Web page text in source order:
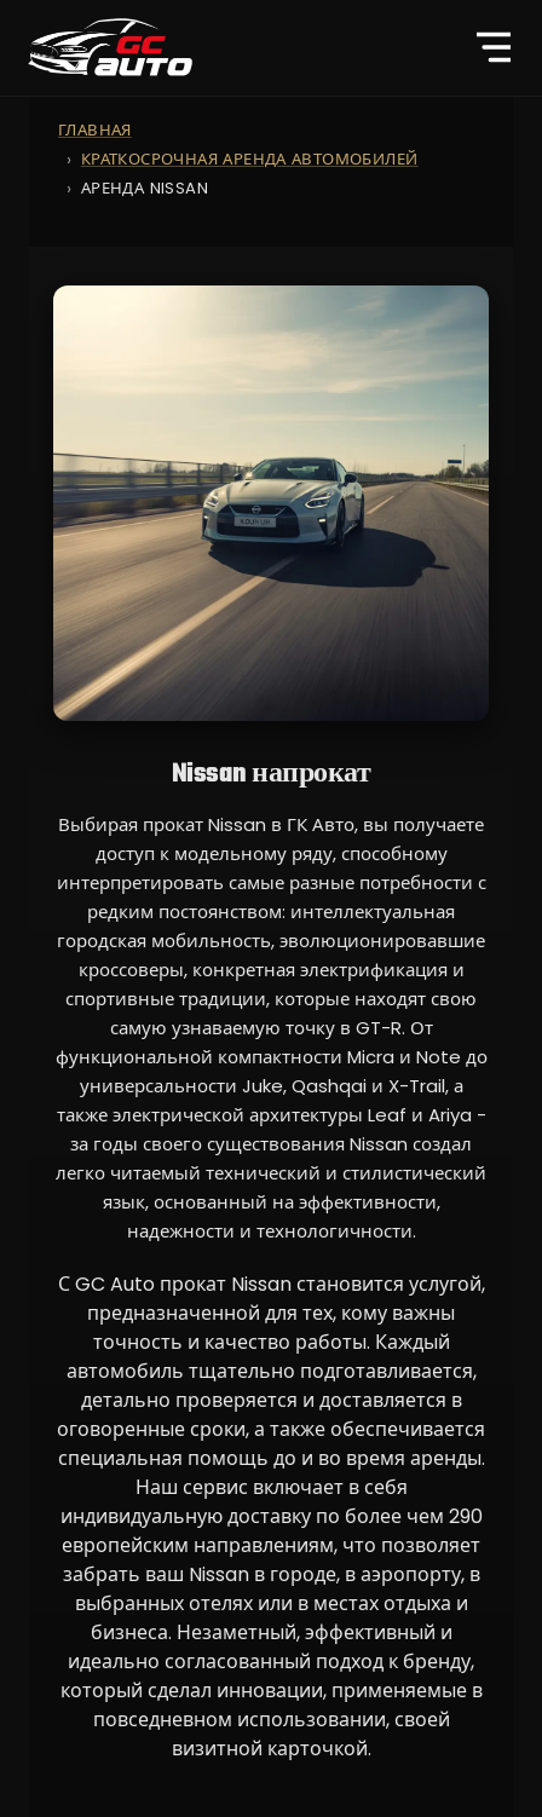
ГЛАВНАЯ
КРАТКОСРОЧНАЯ АРЕНДА АВТОМОБИЛЕЙ
АРЕНДА NISSAN
Nissan напрокат
Выбирая прокат Nissan в ГК Авто, вы получаете
доступ к модельному ряду, способному
интерпретировать самые разные потребности с
редким постоянством: интеллектуальная
городская мобильность, эволюционировавшие
кроссоверы, конкретная электрификация и
спортивные традиции, которые находят свою
самую узнаваемую точку в GT-R. От
функциональной компактности Micra и Note до
универсальности Juke, Qashqai и X-Trail, а
также электрической архитектуры Leaf и Ariya -
за годы своего существования Nissan создал
легко читаемый технический и стилистический
язык, основанный на эффективности,
надежности и технологичности.
С GC Auto прокат Nissan становится услугой,
предназначенной для тех, кому важны
точность и качество работы. Каждый
автомобиль тщательно подготавливается,
детально проверяется и доставляется в
оговоренные сроки, а также обеспечивается
специальная помощь до и во время аренды.
Наш сервис включает в себя
индивидуальную доставку по более чем 290
европейским направлениям, что позволяет
забрать ваш Nissan в городе, в аэропорту, в
выбранных отелях или в местах отдыха и
бизнеса. Незаметный, эффективный и
идеально согласованный подход к бренду,
который сделал инновации, применяемые в
повседневном использовании, своей
визитной карточкой.